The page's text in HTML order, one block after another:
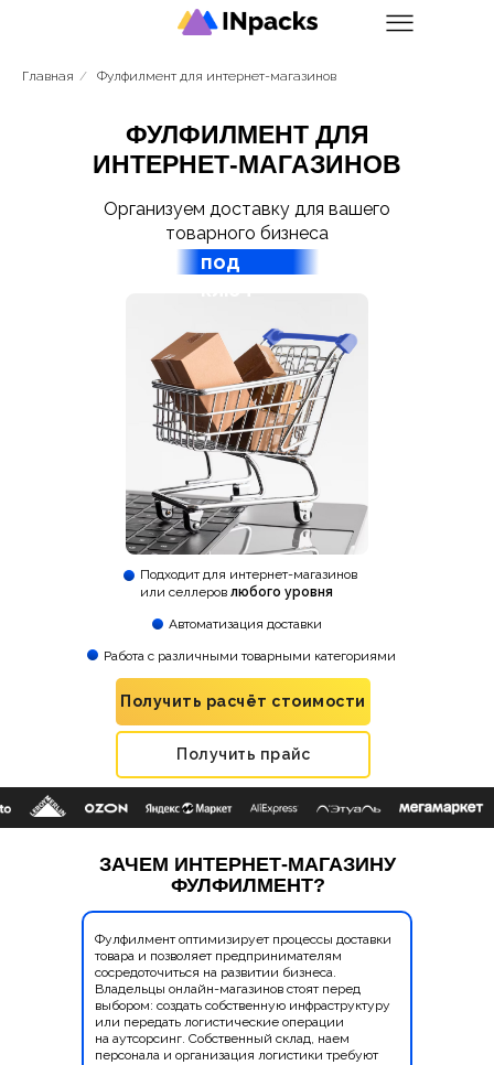
Главная / Фулфилмент для интернет-магазинов
ФУЛФИЛМЕНТ ДЛЯ
ИНТЕРНЕТ-МАГАЗИНОВ
Получить расчёт стоимости
Получить прайс
Организуем доставку для вашего
товарного бизнеса
Подходит для интернет-магазинов
или селлеров любого уровня
Автоматизация доставки
Работа с различными товарными категориями
под
ЗАЧЕМ ИНТЕРНЕТ-МАГАЗИНУ
ФУЛФИЛМЕНТ?
Фулфилмент оптимизирует процессы доставки
товара и позволяет предпринимателям
сосредоточиться на развитии бизнеса.
Владельцы онлайн-магазинов стоят перед
выбором: создать собственную инфраструктуру
или передать логистические операции
на аутсорсинг. Собственный склад, наем
персонала и организация логистики требуют